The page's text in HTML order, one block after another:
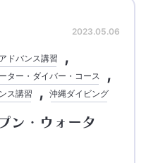
アドバンス講習
ター・ダイバー・コース
ス講習 沖縄ダイビング
2023.05.06
ン・ウォータ